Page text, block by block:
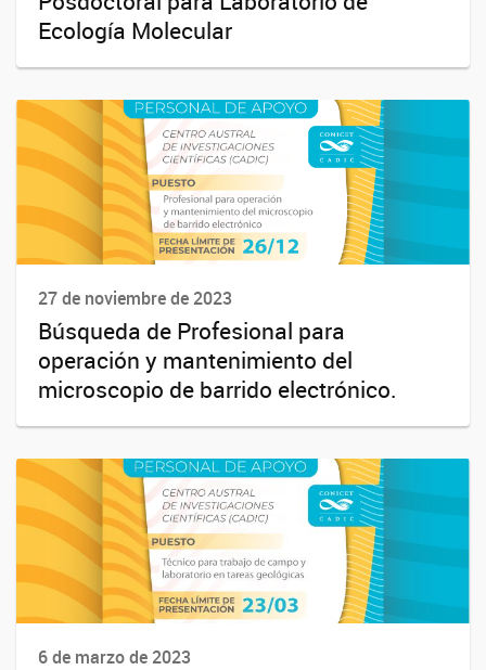
Ecología Molecular
27 de noviembre de 2023
Búsqueda de Profesional para
operación y mantenimiento del
microscopio de barrido electrónico.
6 de marzo de 2023